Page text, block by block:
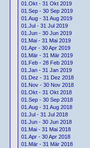
01.Okt - 31 Okt 2019
01.Sep - 30 Sep 2019
01.Aug - 31 Aug 2019
01.Jul - 31 Jul 2019
01.Jun - 30 Jun 2019
01.Mai - 31 Mai 2019
01.Apr - 30 Apr 2019
01.Mär - 31 Mär 2019
01.Feb - 28 Feb 2019
01.Jan - 31 Jan 2019
01.Dez - 31 Dez 2018
01.Nov - 30 Nov 2018
01.Okt - 31 Okt 2018
01.Sep - 30 Sep 2018
01.Aug - 31 Aug 2018
01.Jul - 31 Jul 2018
01.Jun - 30 Jun 2018
01.Mai - 31 Mai 2018
01.Apr - 30 Apr 2018
01.Mär - 31 Mär 2018